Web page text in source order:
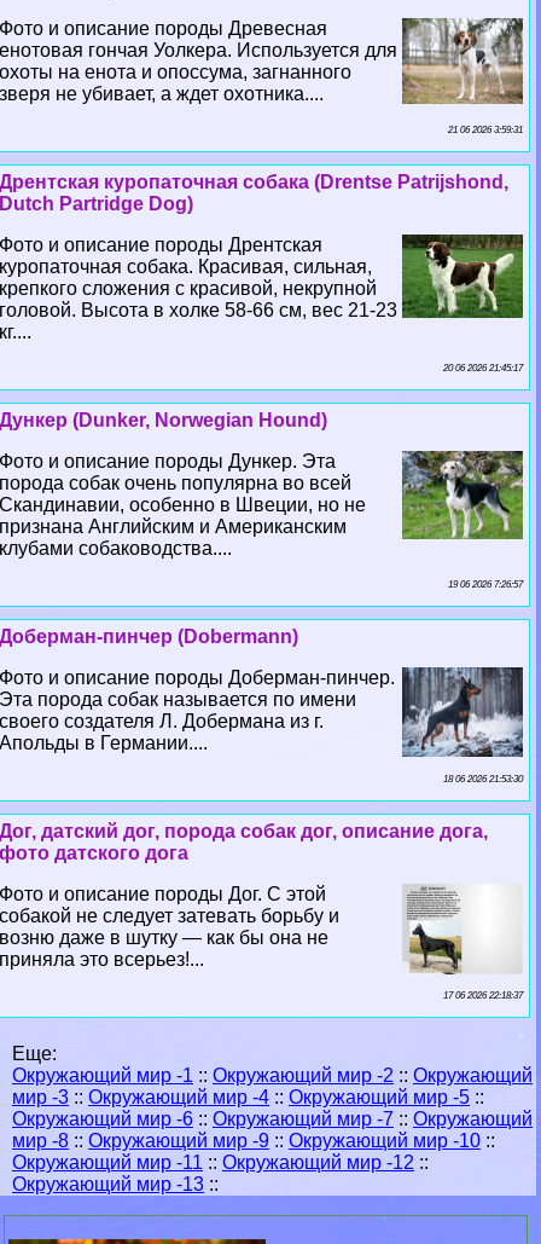
Фото и описание породы Древесная
енотовая гончая Уолкера. Используется для
охоты на енота и опоссума, загнанного
зверя не убивает, а ждет охотника....
21 06 2026 3:59:31
Дрентская куропаточная собака (Drentse Patrijshond,
Dutch Partridge Dog)
Фото и описание породы Дрентская
куропаточная собака. Красивая, сильная,
крепкого сложения с красивой, некрупной
головой. Высота в холке 58-66 см, вес 21-23
кг....
20 06 2026 21:45:17
Дункер (Dunker, Norwegian Hound)
Фото и описание породы Дункер. Эта
порода собак очень популярна во всей
Скандинавии, особенно в Швеции, но не
признана Английским и Американским
клубами собаководства....
19 06 2026 7:26:57
Доберман-пинчер (Dobermann)
Фото и описание породы Доберман-пинчер.
Эта порода собак называется по имени
своего создателя Л. Добермана из г.
Апольды в Германии....
18 06 2026 21:53:30
Дог, датский дог, порода собак дог, описание дога,
фото датского дога
Фото и описание породы Дог. С этой
собакой не следует затевать борьбу и
возню даже в шутку — как бы она не
приняла это всерьез!...
17 06 2026 22:18:37
Еще:
Окружающий мир -1 :: Окружающий мир -2 :: Окружающий
мир -3 :: Окружающий мир -4 :: Окружающий мир -5 ::
Окружающий мир -6 :: Окружающий мир -7 :: Окружающий
мир -8 :: Окружающий мир -9 :: Окружающий мир -10 ::
Окружающий мир -11 :: Окружающий мир -12 ::
Окружающий мир -13 ::